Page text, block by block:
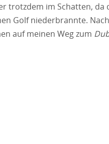
trotzdem im Schatten, da
Golf niederbrannte.
auf meinen Weg zum